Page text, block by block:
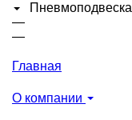
Пневмоподвеска
—
—
Главная
О компании